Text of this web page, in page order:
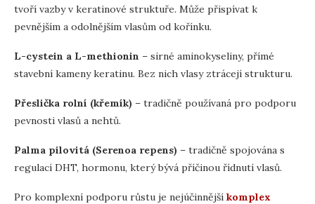
tvoří vazby v keratinové struktuře. Může přispívat k
pevnějším a odolnějším vlasům od kořínku.
L-cystein a L-methionin – sirné aminokyseliny, přímé
stavební kameny keratinu. Bez nich vlasy ztrácejí strukturu.
Přeslička rolní (křemík) – tradičně používaná pro podporu
pevnosti vlasů a nehtů.
Palma pilovitá (Serenoa repens) – tradičně spojována s
regulací DHT, hormonu, který bývá příčinou řídnutí vlasů.
Pro komplexní podporu růstu je nejúčinnější komplex